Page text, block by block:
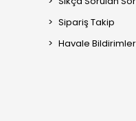
Sipariş Takip
Havale